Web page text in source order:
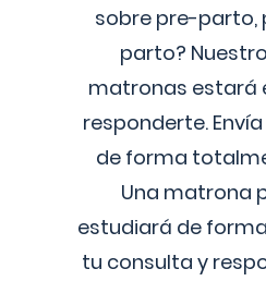
sobre pre-parto,
parto?
matronas estará
responderte.
de forma
Una matrona
estudiará de
tu consulta y